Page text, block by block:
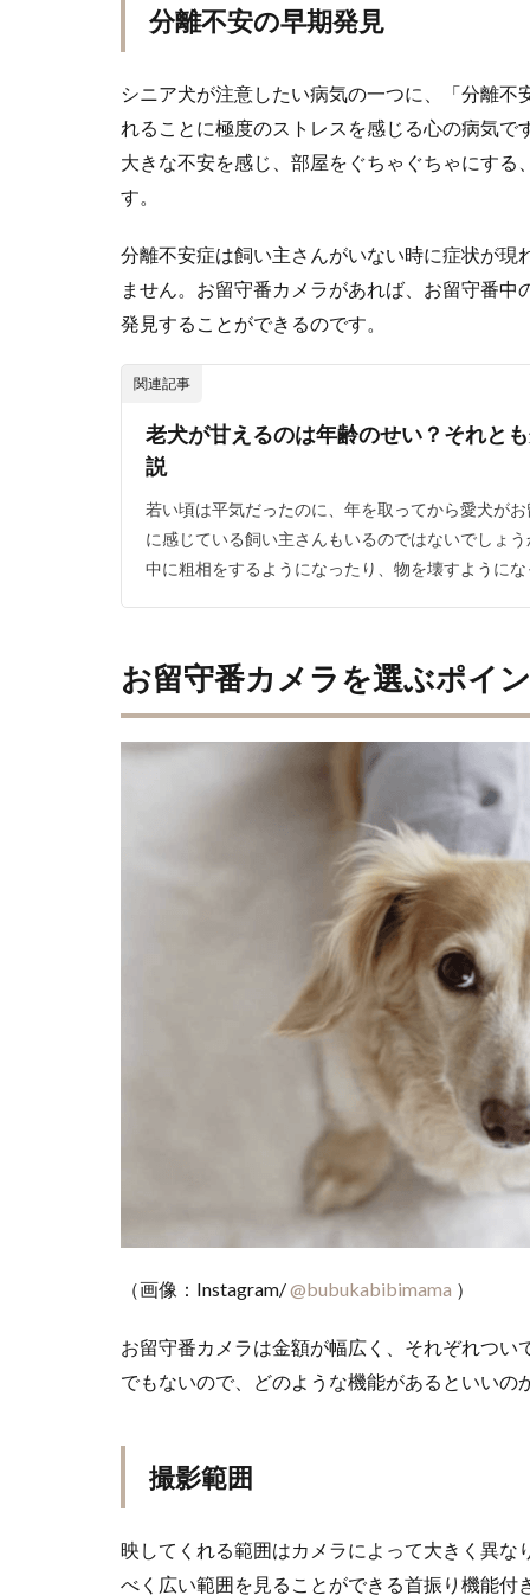
分離不安の早期発見
シニア犬が注意したい病気の一つに、「分離
れることに極度のストレスを感じる心の病気
大きな不安を感じ、部屋をぐちゃぐちゃにす
す。
分離不安症は飼い主さんがいない時に症状が
ません。お留守番カメラがあれば、お留守番
発見することができるのです。
関連記事
老犬が甘えるのは年齢のせい？それと
説
若い頃は平気だったのに、年を取ってから愛犬が
に感じている飼い主さんもいるのではないでしょ
中に粗相をするようになったり、物を壊すように
お留守番カメラを選ぶポイ
（画像：Instagram/@bubukabibimama ）
お留守番カメラは金額が幅広く、それぞれつ
でもないので、どのような機能があるといい
撮影範囲
映してくれる範囲はカメラによって大きく異
べく広い範囲を見ることができる首振り機能